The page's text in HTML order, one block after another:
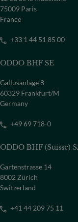
75009 Paris
France
+33 1 44 51 85 00
ODDO BHF SE
Gallusanlage 8
60329 Frankfurt/M
Germany
+49 69 718-0
ODDO BHF (Suisse)
Gartenstrasse 14
8002 Zürich
Switzerland
+41 44 209 75 11